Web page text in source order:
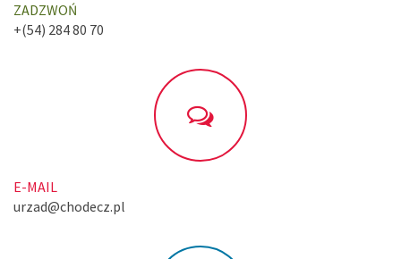
ZADZWOŃ
+(54) 284 80 70
E-MAIL
urzad@chodecz.pl